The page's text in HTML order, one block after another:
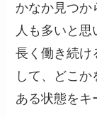
かなか見つ
人も多いと思
長く働き続け
して、どこ
ある状態をキ